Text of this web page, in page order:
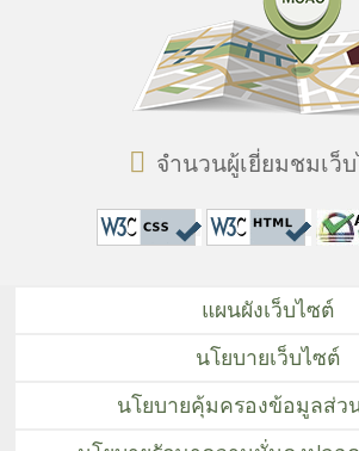
จำนวนผู้เยี่ยมชมเว็
แผนผังเว็บไซต์
นโยบายเว็บไซต์
นโยบายคุ้มครองข้อมูลส่ว